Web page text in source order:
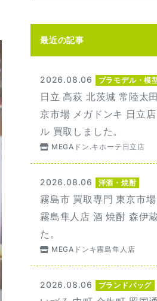
最近の記事
2026.08.06 プラモデル・模
日立 高萩 北茨城 常陸太
京市場 メガドンキ 日立
ル 買取しました。
MEGAドン.キホーテ日立店
2026.08.06 洋酒・焼酎
霧島市 買取専門 東京市
霧島隼人店 酒 焼酎 森伊
た。
MEGAドンキ霧島隼人店
2026.08.06 ブランドバッグ